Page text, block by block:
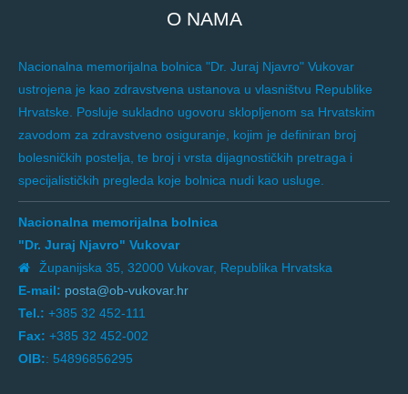
O NAMA
Nacionalna memorijalna bolnica "Dr. Juraj Njavro" Vukovar
ustrojena je kao zdravstvena ustanova u vlasništvu Republike
Hrvatske. Posluje sukladno ugovoru sklopljenom sa Hrvatskim
zavodom za zdravstveno osiguranje, kojim je definiran broj
bolesničkih postelja, te broj i vrsta dijagnostičkih pretraga i
specijalističkih pregleda koje bolnica nudi kao usluge.
Nacionalna memorijalna bolnica
"Dr. Juraj Njavro" Vukovar
Županijska 35, 32000 Vukovar, Republika Hrvatska
E-mail: posta@ob-vukovar.hr
Tel.: +385 32 452-111
Fax: +385 32 452-002
OIB:: 54896856295